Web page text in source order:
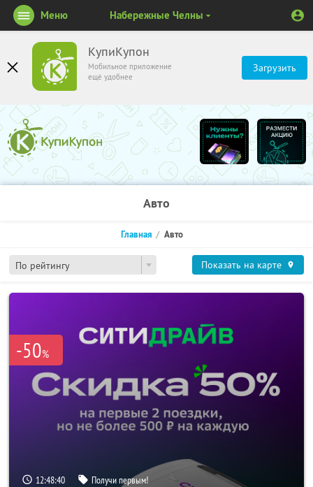
КупиКупон
Мобильное приложение
ещё удобнее
Загрузить
Меню Набережные Челны
Авто
По рейтингу
Главная Авто
Показать на карте
-50%
12:48:40 Получи первым!